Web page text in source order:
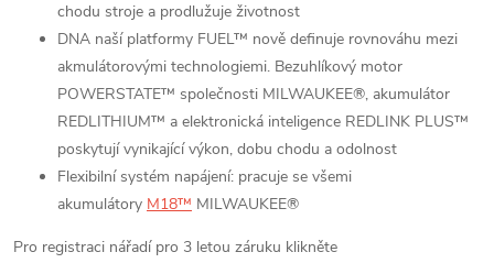
chodu stroje a prodlužuje životnost
DNA naší platformy FUEL™ nově definuje rovnováhu mezi
akmulátorovými technologiemi. Bezuhlíkový motor
POWERSTATE™ společnosti MILWAUKEE®, akumulátor
REDLITHIUM™ a elektronická inteligence REDLINK PLUS™
poskytují vynikající výkon, dobu chodu a odolnost
Flexibilní systém napájení: pracuje se všemi
akumulátory M18™ MILWAUKEE®
Pro registraci nářadí pro 3 letou záruku klikněte